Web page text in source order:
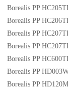
Borealis PP
Borealis PP
Borealis PP
Borealis PP
Borealis PP
Borealis PP
Borealis PP